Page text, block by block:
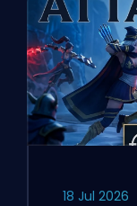
18 Jul 2026